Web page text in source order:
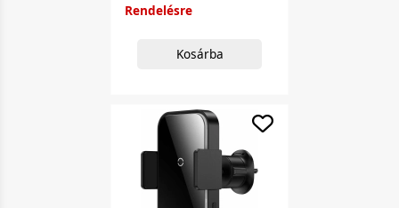
Rendelésre
Kosárba